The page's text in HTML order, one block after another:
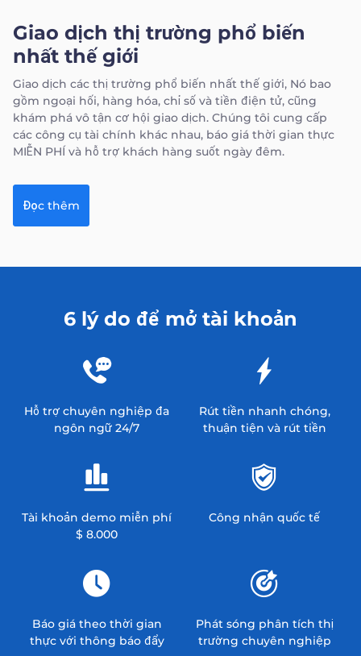
Giao dịch thị trường phổ biến
nhất thế giới
Giao dịch các thị trường phổ biến nhất thế giới‚ Nó bao
gồm ngoại hối, hàng hóa, chỉ số và tiền điện tử, cũng
khám phá vô tận cơ hội giao dịch. Chúng tôi cung cấp
các công cụ tài chính khác nhau, báo giá thời gian thực
MIỄN PHÍ và hỗ trợ khách hàng suốt ngày đêm.
Đọc thêm
6 lý do để mở tài khoản
Hỗ trợ chuyên nghiệp đa
ngôn ngữ 24/7
Rút tiền nhanh chóng,
thuận tiện và rút tiền
Tài khoản demo miễn phí
$ 8.000
Công nhận quốc tế
Báo giá theo thời gian
thực với thông báo đẩy
Phát sóng phân tích thị
trường chuyên nghiệp